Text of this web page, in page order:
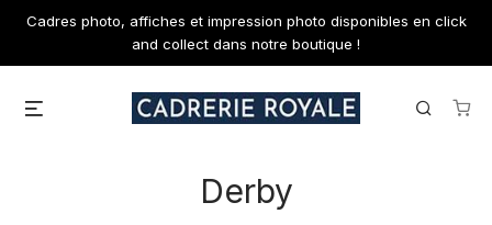
Skip
content
Cadres photo, affiches et impression photo disponibles en click
and collect dans notre boutique !
Search
Derby